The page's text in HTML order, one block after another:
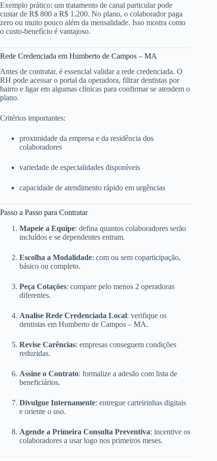
Exemplo prático: um tratamento de canal particular pode
custar de R$ 800 a R$ 1.200. No plano, o colaborador paga
zero ou muito pouco além da mensalidade. Isso mostra como
o custo-benefício é vantajoso.
Rede Credenciada em Humberto de Campos – MA
Antes de contratar, é essencial validar a rede credenciada. O
RH pode acessar o portal da operadora, filtrar dentistas por
bairro e ligar em algumas clínicas para confirmar se atendem o
plano.
Critérios importantes:
proximidade da empresa e da residência dos
colaboradores
variedade de especialidades disponíveis
capacidade de atendimento rápido em urgências
Passo a Passo para Contratar
Mapeie a Equipe: defina quantos colaboradores serão
incluídos e se dependentes entram.
Escolha a Modalidade: com ou sem coparticipação,
básico ou completo.
Peça Cotações: compare pelo menos 2 operadoras
diferentes.
Analise Rede Credenciada Local: verifique os
dentistas em Humberto de Campos – MA.
Revise Carências: empresas conseguem condições
reduzidas.
Assine o Contrato: formalize a adesão com lista de
beneficiários.
Divulgue Internamente: entregue carteirinhas digitais
e oriente o uso.
Agende a Primeira Consulta Preventiva: incentive os
colaboradores a usar logo nos primeiros meses.